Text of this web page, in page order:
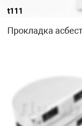
t111
Прокладка